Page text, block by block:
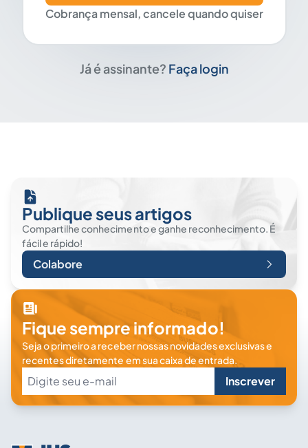
Cobrança mensal, cancele quando quiser
Já é assinante? Faça login
Publique seus artigos
Compartilhe conhecimento e ganhe reconhecimento. É
fácil e rápido!
Colabore
Fique sempre informado!
Seja o primeiro a receber nossas novidades exclusivas e
recentes diretamente em sua caixa de entrada.
Inscrever